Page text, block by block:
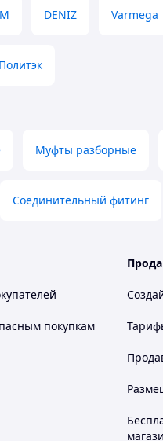
DENIZ Varmega
Политэк
Муфты разборные
Соединительный фитинг
покупкам